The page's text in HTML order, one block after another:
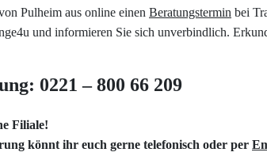
Pulheim aus online einen Beratungstermin bei
und informieren Sie sich unverbindlich.
0221 – 800 66 209
Filiale!
könnt ihr euch gerne telefonisch oder per